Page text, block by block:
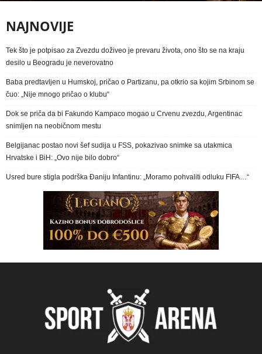
NAJNOVIJE
Tek što je potpisao za Zvezdu doživeo je prevaru života, ono što se na kraju
desilo u Beogradu je neverovatno
Baba predtavljen u Humskoj, pričao o Partizanu, pa otkrio sa kojim Srbinom se
čuo: „Nije mnogo pričao o klubu“
Dok se priča da bi Fakundo Kampaco mogao u Crvenu zvezdu, Argentinac
snimljen na neobičnom mestu
Belgijanac postao novi šef sudija u FSS, pokazivao snimke sa utakmica
Hrvatske i BiH: „Ovo nije bilo dobro“
Usred bure stigla podrška Đaniju Infantinu: „Moramo pohvaliti odluku FIFA…“